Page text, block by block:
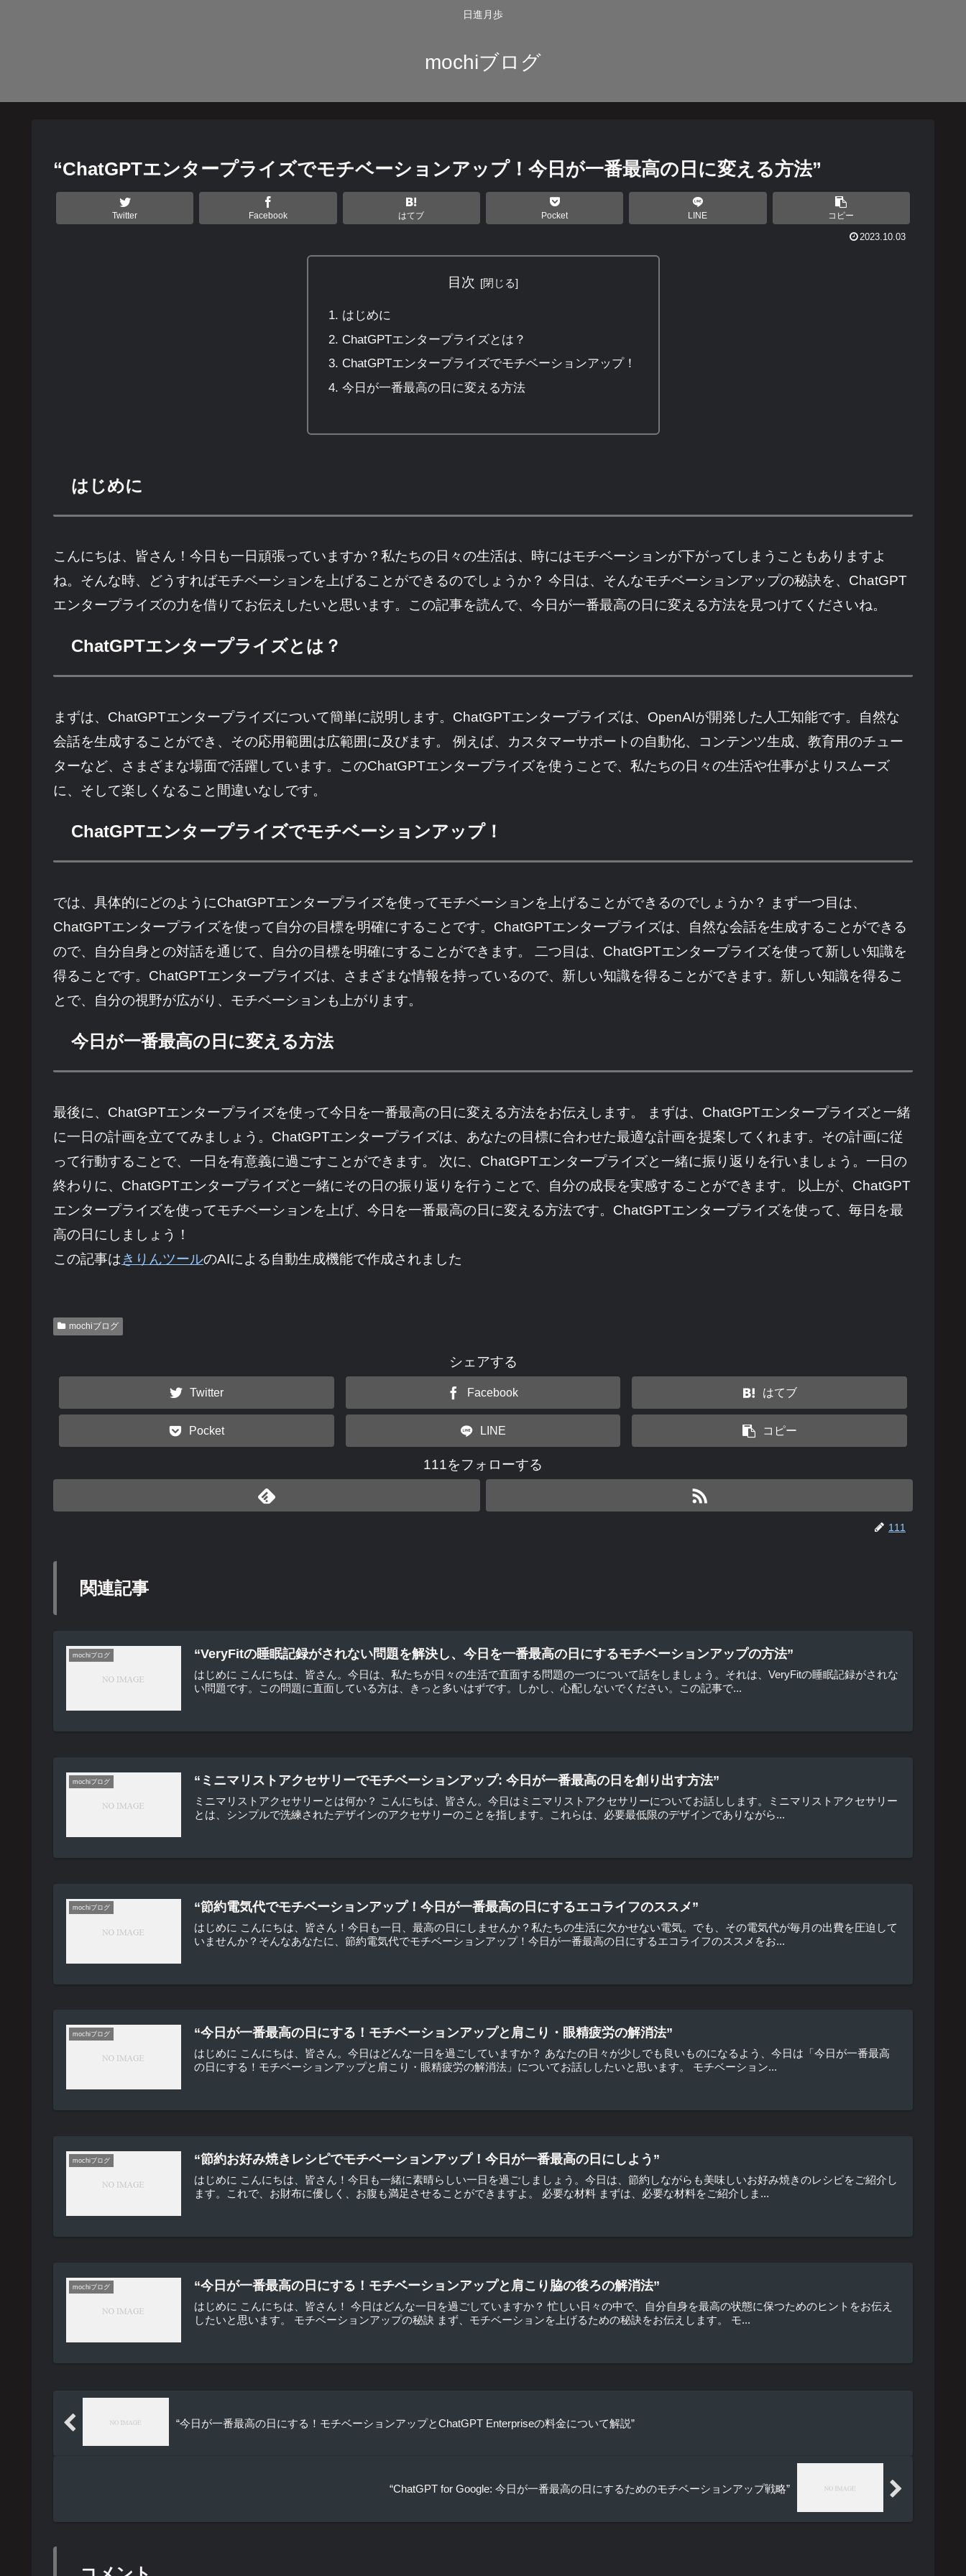
日進月歩
mochiブログ
“ChatGPTエンタープライズでモチベーションアップ！今日が一番最高の日に変える方法”
Twitter Facebook はてブ Pocket LINE コピー
2023.10.03
目次
はじめに
ChatGPTエンタープライズとは？
ChatGPTエンタープライズでモチベーションアップ！
今日が一番最高の日に変える方法
はじめに
こんにちは、皆さん！今日も一日頑張っていますか？私たちの日々の生活は、時にはモチベーションが下がってしまうこともありますよ
ね。そんな時、どうすればモチベーションを上げることができるのでしょうか？ 今日は、そんなモチベーションアップの秘訣を、ChatGPT
エンタープライズの力を借りてお伝えしたいと思います。この記事を読んで、今日が一番最高の日に変える方法を見つけてくださいね。
ChatGPTエンタープライズとは？
まずは、ChatGPTエンタープライズについて簡単に説明します。ChatGPTエンタープライズは、OpenAIが開発した人工知能です。自然な
会話を生成することができ、その応用範囲は広範囲に及びます。 例えば、カスタマーサポートの自動化、コンテンツ生成、教育用のチュー
ターなど、さまざまな場面で活躍しています。このChatGPTエンタープライズを使うことで、私たちの日々の生活や仕事がよりスムーズ
に、そして楽しくなること間違いなしです。
ChatGPTエンタープライズでモチベーションアップ！
では、具体的にどのようにChatGPTエンタープライズを使ってモチベーションを上げることができるのでしょうか？ まず一つ目は、
ChatGPTエンタープライズを使って自分の目標を明確にすることです。ChatGPTエンタープライズは、自然な会話を生成することができる
ので、自分自身との対話を通じて、自分の目標を明確にすることができます。 二つ目は、ChatGPTエンタープライズを使って新しい知識を
得ることです。ChatGPTエンタープライズは、さまざまな情報を持っているので、新しい知識を得ることができます。新しい知識を得るこ
とで、自分の視野が広がり、モチベーションも上がります。
今日が一番最高の日に変える方法
最後に、ChatGPTエンタープライズを使って今日を一番最高の日に変える方法をお伝えします。 まずは、ChatGPTエンタープライズと一緒
に一日の計画を立ててみましょう。ChatGPTエンタープライズは、あなたの目標に合わせた最適な計画を提案してくれます。その計画に従
って行動することで、一日を有意義に過ごすことができます。 次に、ChatGPTエンタープライズと一緒に振り返りを行いましょう。一日の
終わりに、ChatGPTエンタープライズと一緒にその日の振り返りを行うことで、自分の成長を実感することができます。 以上が、ChatGPT
エンタープライズを使ってモチベーションを上げ、今日を一番最高の日に変える方法です。ChatGPTエンタープライズを使って、毎日を最
高の日にしましょう！
この記事はきりんツールのAIによる自動生成機能で作成されました
mochiブログ
シェアする
Twitter Facebook はてブ
Pocket LINE コピー
111をフォローする
111
関連記事
mochiブログ “VeryFitの睡眠記録がされない問題を解決し、今日を一番最高の日にするモチベーションアップの方法”
はじめに こんにちは、皆さん。今日は、私たちが日々の生活で直面する問題の一つについて話をしましょう。それは、VeryFitの睡眠記録がされな
い問題です。この問題に直面している方は、きっと多いはずです。しかし、心配しないでください。この記事で...
mochiブログ “ミニマリストアクセサリーでモチベーションアップ: 今日が一番最高の日を創り出す方法”
ミニマリストアクセサリーとは何か？ こんにちは、皆さん。今日はミニマリストアクセサリーについてお話しします。ミニマリストアクセサリー
とは、シンプルで洗練されたデザインのアクセサリーのことを指します。これらは、必要最低限のデザインでありながら...
mochiブログ “節約電気代でモチベーションアップ！今日が一番最高の日にするエコライフのススメ”
はじめに こんにちは、皆さん！今日も一日、最高の日にしませんか？私たちの生活に欠かせない電気。でも、その電気代が毎月の出費を圧迫して
いませんか？そんなあなたに、節約電気代でモチベーションアップ！今日が一番最高の日にするエコライフのススメをお...
mochiブログ “今日が一番最高の日にする！モチベーションアップと肩こり・眼精疲労の解消法”
はじめに こんにちは、皆さん。今日はどんな一日を過ごしていますか？ あなたの日々が少しでも良いものになるよう、今日は「今日が一番最高
の日にする！モチベーションアップと肩こり・眼精疲労の解消法」についてお話ししたいと思います。 モチベーション...
mochiブログ “節約お好み焼きレシピでモチベーションアップ！今日が一番最高の日にしよう”
はじめに こんにちは、皆さん！今日も一緒に素晴らしい一日を過ごしましょう。今日は、節約しながらも美味しいお好み焼きのレシピをご紹介し
ます。これで、お財布に優しく、お腹も満足させることができますよ。 必要な材料 まずは、必要な材料をご紹介しま...
mochiブログ “今日が一番最高の日にする！モチベーションアップと肩こり脇の後ろの解消法”
はじめに こんにちは、皆さん！ 今日はどんな一日を過ごしていますか？ 忙しい日々の中で、自分自身を最高の状態に保つためのヒントをお伝え
したいと思います。 モチベーションアップの秘訣 まず、モチベーションを上げるための秘訣をお伝えします。 モ...
“今日が一番最高の日にする！モチベーションアップとChatGPT Enterpriseの料金について解説”
“ChatGPT for Google: 今日が一番最高の日にするためのモチベーションアップ戦略”